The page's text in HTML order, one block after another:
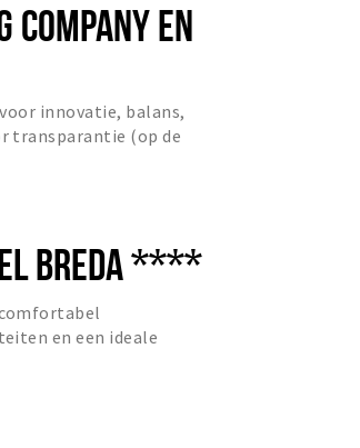
COMPANY EN
innovatie, balans,
transparantie (op de
BREDA ****
en een ideale